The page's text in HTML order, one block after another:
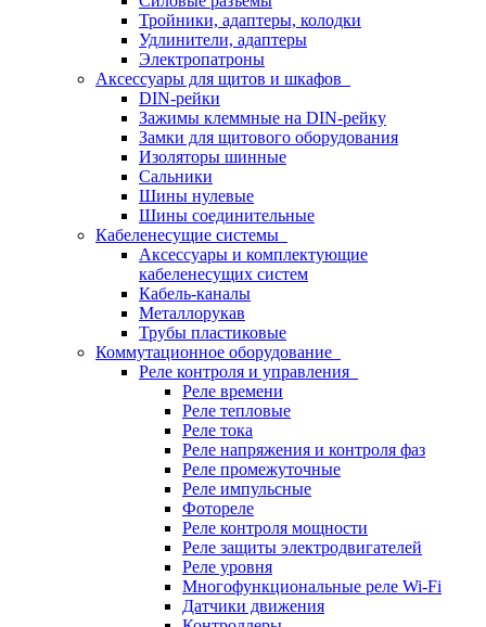
Тройники, адаптеры, колодки
Удлинители, адаптеры
Электропатроны
Аксессуары для щитов и шкафов
DIN-рейки
Зажимы клеммные на DIN-рейку
Замки для щитового оборудования
Изоляторы шинные
Сальники
Шины нулевые
Шины соединительные
Кабеленесущие системы
Аксессуары и комплектующие
кабеленесущих систем
Кабель-каналы
Металлорукав
Трубы пластиковые
Коммутационное оборудование
Реле контроля и управления
Реле времени
Реле тепловые
Реле тока
Реле напряжения и контроля фаз
Реле промежуточные
Реле импульсные
Фотореле
Реле контроля мощности
Реле защиты электродвигателей
Реле уровня
Многофункциональные реле Wi-Fi
Датчики движения